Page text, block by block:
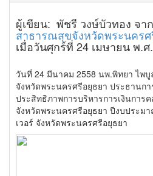
ผู้เขียน: พัชรี วงษ์บัวทอง จาก
สาธารณสุขจังหวัดพระนคร
เมื่อวันศุกร์ที่ 24 เมษายน พ.ศ
วันที่ 24 มีนาคม 2558 นพ.พิทยา ไพ
จังหวัดพระนครศรีอยุธยา ประธานก
ประสิทธิภาพการบริหารการเงินการ
จังหวัดพระนครศรีอยุธยา ปีงบประม
เวอร์ จังหวัดพระนครศรีอยุธยา